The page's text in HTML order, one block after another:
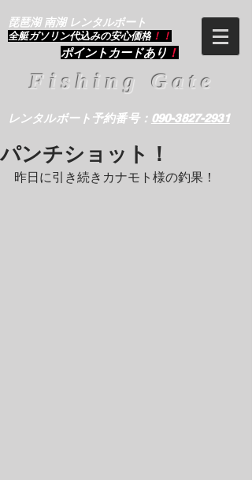
琵琶湖 南湖 レンタルボート
​全艇ガソリン代込みの安心価格 ！！
ポイントカードあり ！
Fishing Gate
レンタルボート予約番号： 090-3827-2931
パンチショット！
昨日に引き続きカナモト様の釣果！